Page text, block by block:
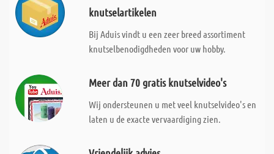
knutselartikelen
Bij Aduis vindt u een zeer breed assortiment
knutselbenodigdheden voor uw hobby.
Meer dan 70 gratis knutselvideo's
Wij ondersteunen u met veel knutselvideo's en
laten u de exacte vervaardiging zien.